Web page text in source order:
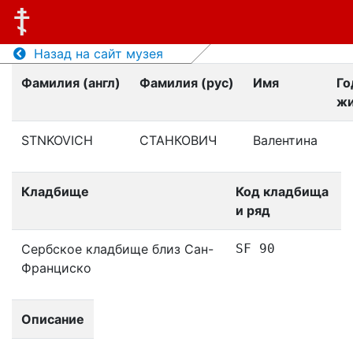
Назад на сайт музея
Фамилия (англ)
Фамилия (рус) Имя
STNKOVICH СТАНКОВИЧ Валентина
Кладбище
Код кладбища
и ряд
Сербское кладбище близ Сан-
Франциско
SF 90
Описание